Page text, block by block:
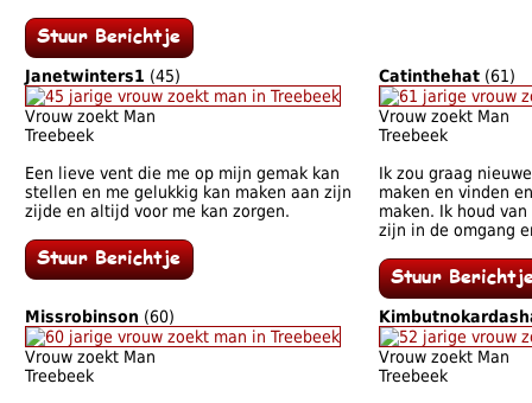
Janetwinters1 (45)
Vrouw zoekt Man
Treebeek
Een lieve vent die me op mijn gemak kan
stellen en me gelukkig kan maken aan zijn
zijde en altijd voor me kan zorgen.
Catinthehat (61)
Vrouw zoekt Man
Treebeek
Ik zou graag
maken en vinden
maken. Ik houd
zijn in de omgang
Missrobinson (60)
Vrouw zoekt Man
Treebeek
Vrouw zoekt Man
Treebeek